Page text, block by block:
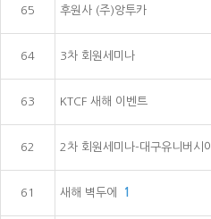
65 후원사 (주)앙투카
64 3차 회원세미나
63 KTCF 새해 이벤트
62 2차 회원세미나-대구유니버시
61 새해 벽두에 1